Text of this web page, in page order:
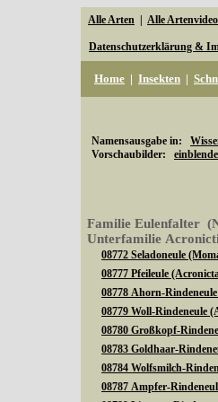
Alle Arten Alle
Datenschutzerklärung &
Home | Insekten |
Namensausgabe in:
Vorschaubilder:
Familie Eulenfalter
Unterfamilie
08772 Seladoneule
08777 Pfeileule
08778 Ahorn-
08779 Woll-Rindeneule
08780 Großkopf-
08783 Goldhaar-
08784 Wolfsmilch-
08787 Ampfer-